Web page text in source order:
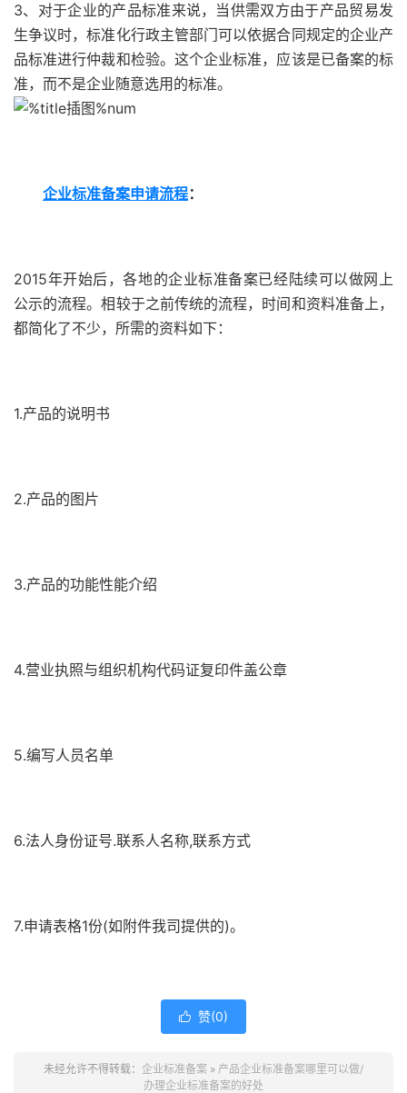
3、对于企业的产品标准来说，当供需双方由于产品贸易发
生争议时，标准化行政主管部门可以依据合同规定的企业产
品标准进行仲裁和检验。这个企业标准，应该是已备案的标
准，而不是企业随意选用的标准。
企业标准备案申请流程：
2015年开始后，各地的企业标准备案已经陆续可以做网上
公示的流程。相较于之前传统的流程，时间和资料准备上，
都简化了不少，所需的资料如下：
1.产品的说明书
2.产品的图片
3.产品的功能性能介绍
4.营业执照与组织机构代码证复印件盖公章
5.编写人员名单
6.法人身份证号.联系人名称,联系方式
7.申请表格1份(如附件我司提供的)。
 赞(0)
未经允许不得转载： 企业标准备案 » 产品企业标准备案哪里可以做/
办理企业标准备案的好处